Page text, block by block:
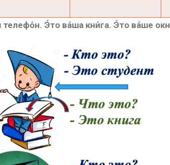
Э́то ва́ша кни́га. Э́то ва́ше